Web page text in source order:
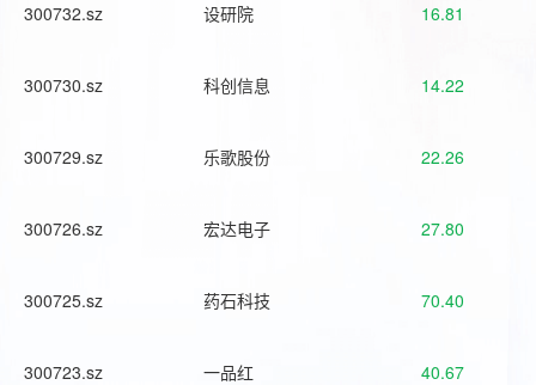
300732.sz 设研院 16.81
300730.sz 科创信息 14.22
300729.sz 乐歌股份 22.26
300726.sz 宏达电子 27.80
300725.sz 药石科技 70.40
300723.sz 一品红 40.67